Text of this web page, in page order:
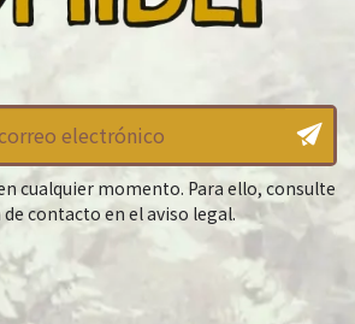
cualquier momento. Para ello, consulte
contacto en el aviso legal.